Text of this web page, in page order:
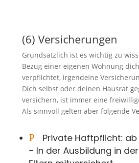
(6) Versicherungen
Grundsätzlich ist es wichtig zu
Bezug einer eigenen Wohnung
verpflichtet, irgendeine
Dich selbst oder deinen Hausrat
versichern, ist immer eine
Als sinnvoll gelten aber folgende
P
Private Haftpflicht:
- In der Ausbildung in